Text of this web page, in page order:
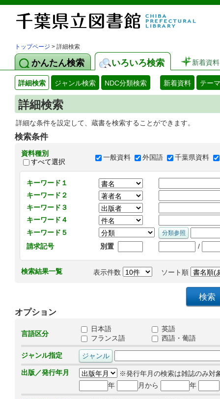
トップページ > 詳細検索
かんたん検索 いろいろ検索 新着資料
詳細検索 ジャンル検索 NDC分類検索 新着資料 テー
詳細検索
詳細な条件を設定して、蔵書を検索することができます。
検索条件
資料種別
すべて選択
一般資料 外国語 千葉県資料
キーワード１
キーワード２
キーワード３
キーワード４
キーワード５
請求記号
別置 /
検索結果一覧 表示件数 ソート順
オプション
言語区分
日本語
英語
フランス語
西語・葡語
ジャンル指定
出版／発行年月
※発行年月の検索は雑誌のみ対
年
月から 年